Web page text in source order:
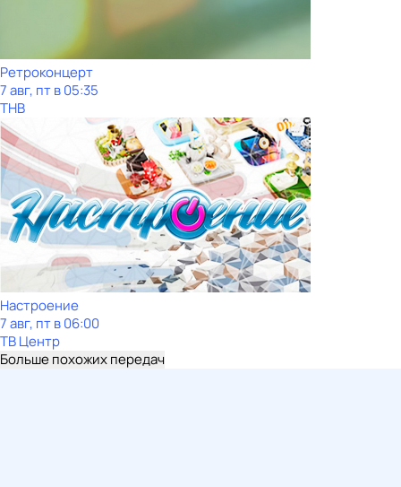
Ретроконцерт
7 авг, пт в 05:35
ТНВ
Настроение
7 авг, пт в 06:00
ТВ Центр
Больше похожих передач